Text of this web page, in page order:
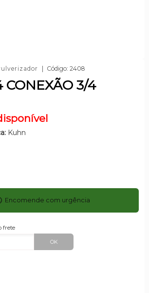
Código: 2408
CONEXÃO 3/4
Kuhn
Encomende com urgência
frete
OK